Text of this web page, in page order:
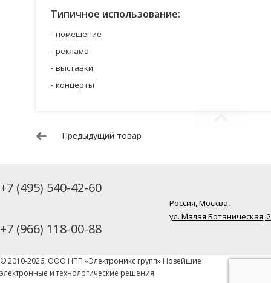
Типичное использование:
помещение
реклама
выставки
концерты
Предыдущий товар
+7 (495) 540-42-60
+7 (966) 118-00-88
Россия, Москва,
ул. Малая Ботаническая,
© 2010-2026, ООО НПП «Электроникс групп» Новейшие
электронные и технологические решения